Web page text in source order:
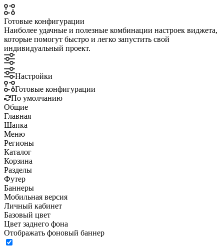
Готовые конфигурации
Наиболее удачные и полезные комбинации настроек виджета,
которые помогут быстро и легко запустить свой
индивидуальный проект.
Настройки
Готовые конфигурации
По умолчанию
Общие
Главная
Шапка
Меню
Регионы
Каталог
Корзина
Разделы
Футер
Баннеры
Мобильная версия
Личный кабинет
Базовый цвет
Цвет заднего фона
Отображать фоновый баннер